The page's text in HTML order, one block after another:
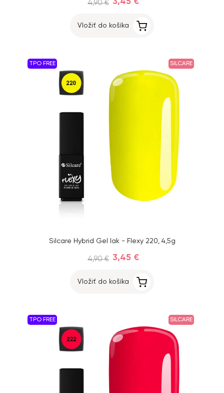
4,90 €
Vložiť do košíka
TPO FREE SILCARE
Silcare Hybrid Gel lak - Flexy 220, 4,5g
4,90 € 3,45 €
Vložiť do košíka
TPO FREE SILCARE